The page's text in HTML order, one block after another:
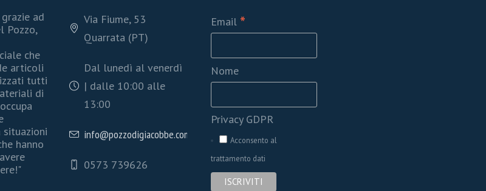
ad
Pozzo,
che
articoli
tutti
di
situazioni
hanno
Via Fiume, 53
Quarrata (PT)
Dal lunedì al venerdì
| dalle 10:00 alle
13:00
info@pozzodigiacobbe.com
0573 739626
Email *
Nome
Privacy GDPR
Acconsento al
trattamento dati